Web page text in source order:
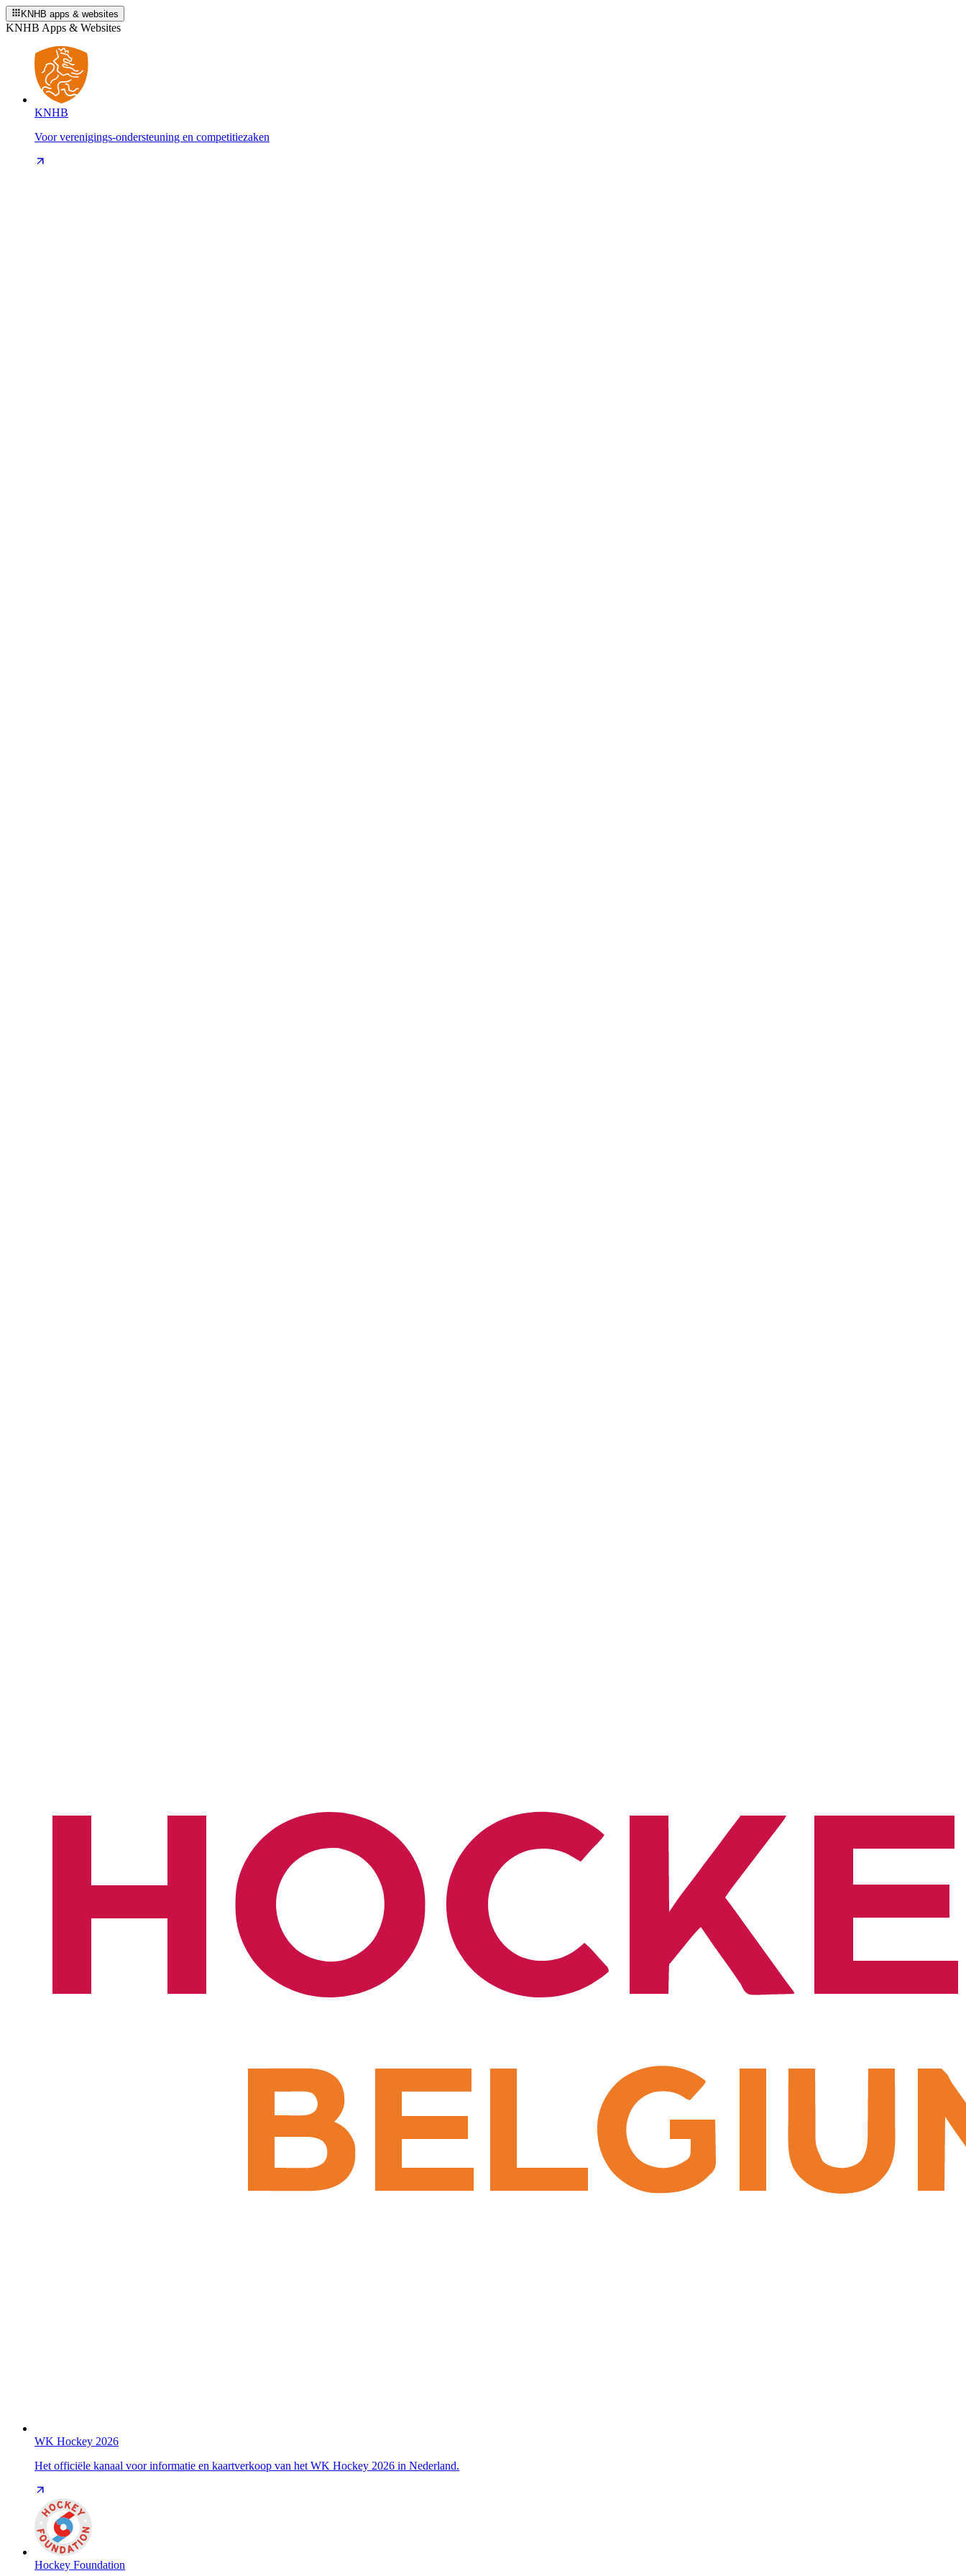
KNHB apps & websites
KNHB Apps & Websites
KNHB
Voor verenigings-ondersteuning en competitiezaken
WK Hockey 2026
Het officiële kanaal voor informatie en kaartverkoop van het WK Hockey 2026 in Nederland.
Hockey Foundation